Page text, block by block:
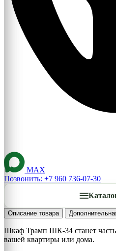
MAX
Позвонить: +7 960 736-07-30
Описание товара
Шкаф Трамп ШК-34 станет
вашей квартиры или дома.